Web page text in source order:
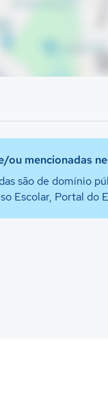
ou mencionadas
são de domínio
Escolar, Portal do